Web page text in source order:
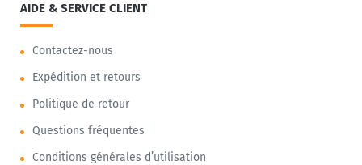
AIDE & SERVICE CLIENT
Contactez-nous
Expédition et retours
Politique de retour
Questions fréquentes
Conditions générales d’utilisation